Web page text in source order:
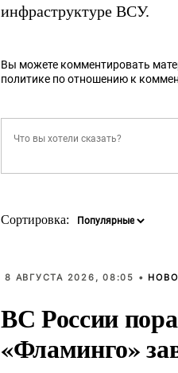
инфраструктуре ВСУ.
Вы можете комментировать
политике по отношению к
Сортировка:
8 АВГУСТА 2026, 08:05 •
ВС России
«Фламинго»